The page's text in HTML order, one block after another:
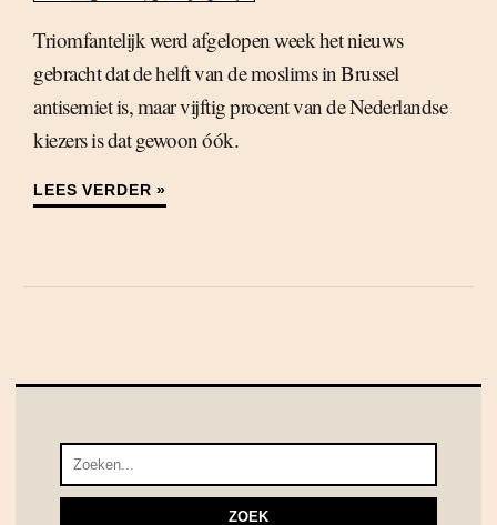
Triomfantelijk werd afgelopen week het nieuws
gebracht dat de helft van de moslims in Brussel
antisemiet is, maar vijftig procent van de Nederlandse
kiezers is dat gewoon óók.
LEES VERDER »